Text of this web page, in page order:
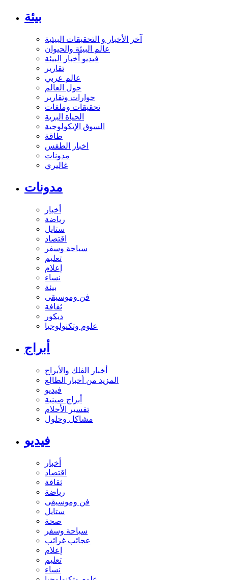
بيئة
آخر الأخبار و التحقيقات البيئية
عالم البيئة والحيوان
فيديو أخبار البيئة
تقارير
عالم عربي
حول العالم
حوارات وتقارير
تحقيقات وملفات
الحياة البرية
السوق الإيكولوجية
طاقة
اخبار الطقس
مدونات
غاليري
مدونات
أخبار
رياضة
ستايل
اقتصاد
سياحة وسفر
تعليم
إعلام
نساء
بيئة
فن وموسيقى
ثقافة
ديكور
علوم وتكنولوجيا
أبراج
أخبار الفلك والأبراج
المزيد من أخبار الطالع
فيديو
أبراج صينية
تفسير الأحلام
مشاكل وحلول
فيديو
أخبار
اقتصاد
ثقافة
رياضة
فن وموسيقى
ستايل
صحة
سياحة وسفر
عجائب غرائب
إعلام
تعليم
نساء